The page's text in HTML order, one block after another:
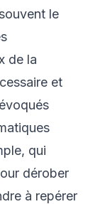
le
de la
et
qui
dérober
à repérer